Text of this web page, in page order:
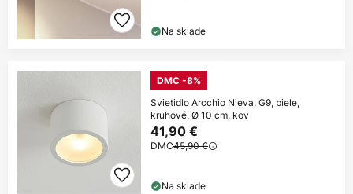
Na sklade
DMC -8%
Svietidlo Arcchio Nieva, G9, biele,
kruhové, Ø 10 cm, kov
41,90 €
DMC45,90 €
Na sklade